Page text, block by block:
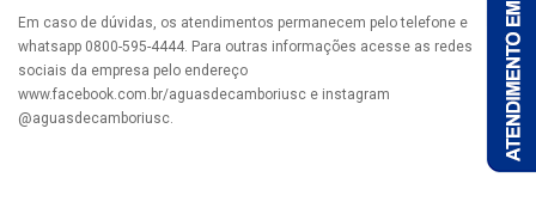
Em caso de dúvidas, os atendimentos permanecem pelo telefone e
whatsapp 0800-595-4444. Para outras informações acesse as redes
sociais da empresa pelo endereço
www.facebook.com.br/aguasdecamboriusc e instagram
@aguasdecamboriusc.